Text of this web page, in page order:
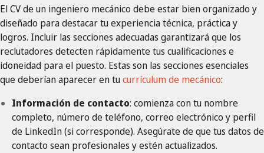
El CV de un ingeniero mecánico debe estar bien organizado y
diseñado para destacar tu experiencia técnica, práctica y
logros. Incluir las secciones adecuadas garantizará que los
reclutadores detecten rápidamente tus cualificaciones e
idoneidad para el puesto. Estas son las secciones esenciales
que deberían aparecer en tucurrículum de mecánico:
Información de contacto: comienza con tu nombre
completo, número de teléfono, correo electrónico y perfil
de LinkedIn (si corresponde). Asegúrate de que tus datos de
contacto sean profesionales y estén actualizados.